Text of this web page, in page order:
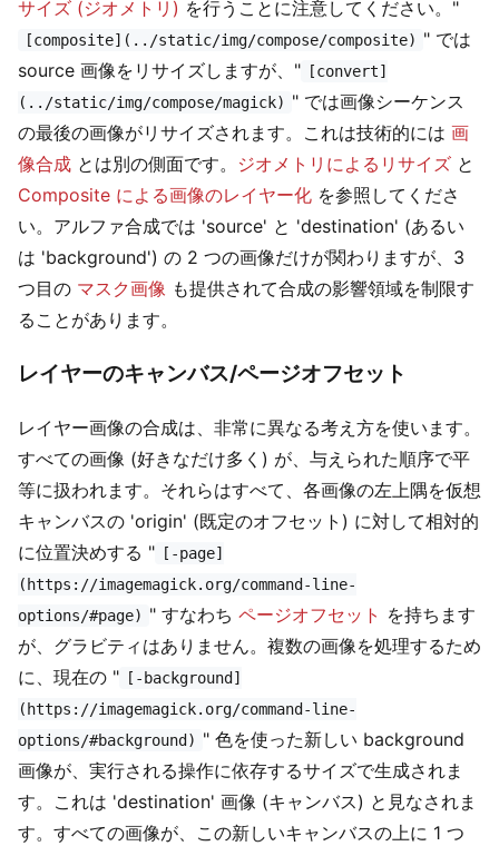
サイズ (ジオメトリ) を行うことに注意してください。"
[composite](../static/img/compose/composite) " では
source 画像をリサイズしますが、"
[convert]
(../static/img/compose/magick) " では画像シーケンス
の最後の画像がリサイズされます。これは技術的には 画
像合成 とは別の側面です。 ジオメトリによるリサイズ と
Composite による画像のレイヤー化 を参照してくださ
い。アルファ合成では 'source' と 'destination' (あるい
は 'background') の 2 つの画像だけが関わりますが、3
つ目の マスク画像 も提供されて合成の影響領域を制限す
ることがあります。
レイヤーのキャンバス/ページオフセット
レイヤー画像の合成は、非常に異なる考え方を使います。
すべての画像 (好きなだけ多く) が、与えられた順序で平
等に扱われます。それらはすべて、各画像の左上隅を仮想
キャンバスの 'origin' (既定のオフセット) に対して相対的
に位置決めする "
[-page]
(https://imagemagick.org/command-line-
options/#page) " すなわち ページオフセット を持ちます
が、グラビティはありません。複数の画像を処理するため
に、現在の "
[-background]
(https://imagemagick.org/command-line-
options/#background) " 色を使った新しい background
画像が、実行される操作に依存するサイズで生成されま
す。これは 'destination' 画像 (キャンバス) と見なされま
す。すべての画像が、この新しいキャンバスの上に 1 つ